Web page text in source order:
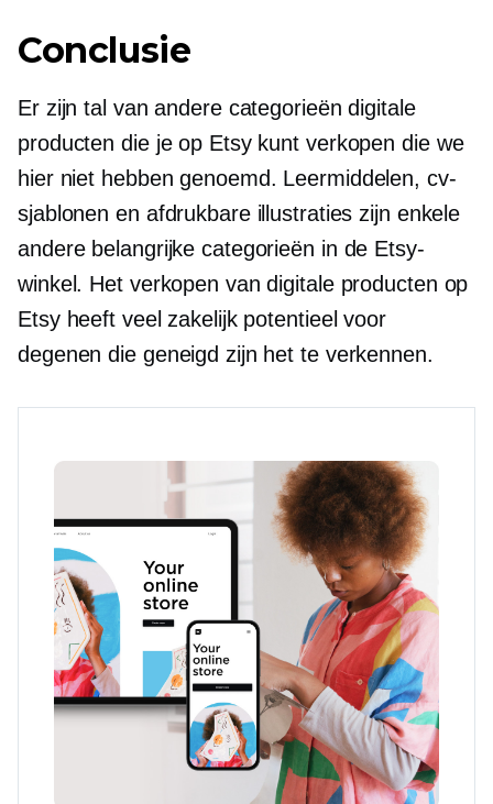
Conclusie
Er zijn tal van andere categorieën digitale
producten die je op Etsy kunt verkopen die we
hier niet hebben genoemd. Leermiddelen, cv-
sjablonen en afdrukbare illustraties zijn enkele
andere belangrijke categorieën in de Etsy-
winkel. Het verkopen van digitale producten op
Etsy heeft veel zakelijk potentieel voor
degenen die geneigd zijn het te verkennen.